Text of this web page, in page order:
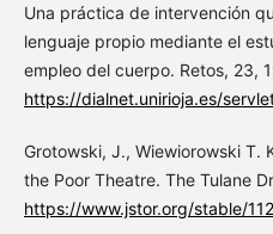
Una práctica de intervención
lenguaje propio mediante el
empleo del cuerpo. Retos, 23,
https://dialnet.unirioja.es/
Grotowski, J., Wiewiorowski T.
the Poor Theatre. The Tulane
https://www.jstor.org/stable/